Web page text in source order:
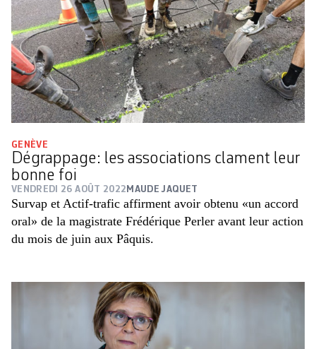
GENÈVE
Dégrappage: les associations clament leur
bonne foi
VENDREDI 26 AOÛT 2022 MAUDE JAQUET
Survap et Actif-trafic affirment avoir obtenu «un accord
oral» de la magistrate Frédérique Perler avant leur action
du mois de juin aux Pâquis.